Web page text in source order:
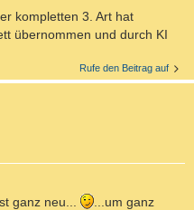
kompletten 3. Art hat
übernommen und durch KI
Rufe den Beitrag auf
ganz neu...
...um ganz